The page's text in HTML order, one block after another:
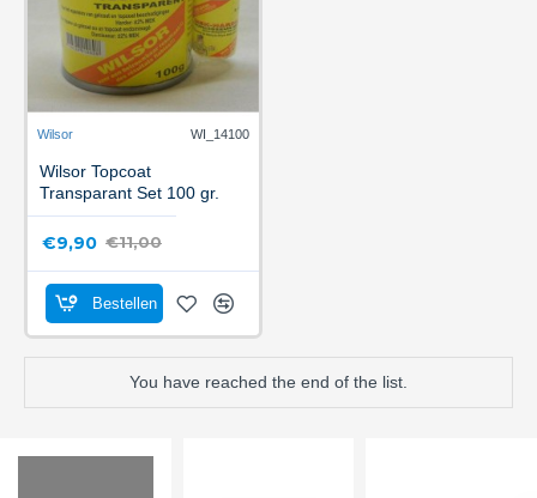
Wilsor WI_14100
Wilsor Topcoat
Transparant Set 100 gr.
€9,90 €11,00
Bestellen
You have reached the end of the list.